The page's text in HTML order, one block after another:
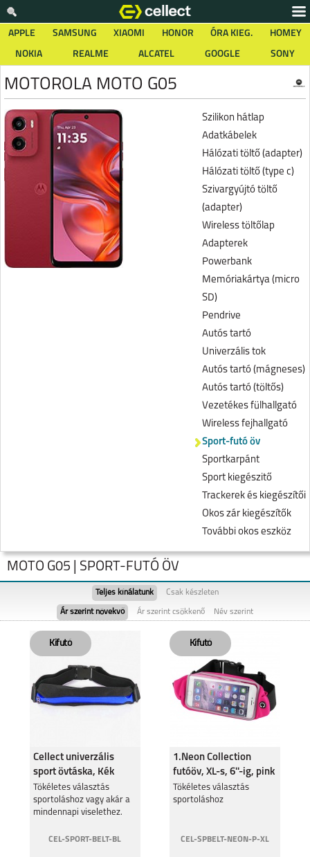
APPLE SAMSUNG XIAOMI HONOR ÓRA KIEG.
HOMEY
NOKIA
REALME ALCATEL GOOGLE SONY
MOTOROLA MOTO G05
Szilikon hátlap
Adatkábelek
Hálózati töltő (adapter)
Hálózati töltő (type c)
Szivargyújtó töltő
(adapter)
Wireless töltőlap
Adapterek
Powerbank
Memóriakártya (micro
SD)
Pendrive
Autós tartó
Univerzális tok
Autós tartó (mágneses)
Autós tartó (töltős)
Vezetékes fülhallgató
Wireless fejhallgató
Sport-futó öv
Sportkarpánt
Sport kiegészitő
Trackerek és kiegészítői
Okos zár kiegészítők
További okos eszköz
MOTOROLA EDGE 50
FUSION 5G
MOTO G05
MOTOROLA MOTO
G35 5G
MOTOROLA MOTO
G24
MOTO G05 | SPORT-FUTÓ ÖV
Teljes kínálatunk Csak készleten
Ár szerint növekvő Ár szerint csökkenő Név szerint
Cellect univerzális
sport övtáska, Kék
Tökéletes választás
sportoláshoz vagy akár a
mindennapi viselethez.
CEL-SPORT-BELT-BL
1.Neon Collection
futóöv, XL-s, 6''-ig, pink
Tökéletes választás
sportoláshoz
CEL-SPBELT-NEON-P-XL